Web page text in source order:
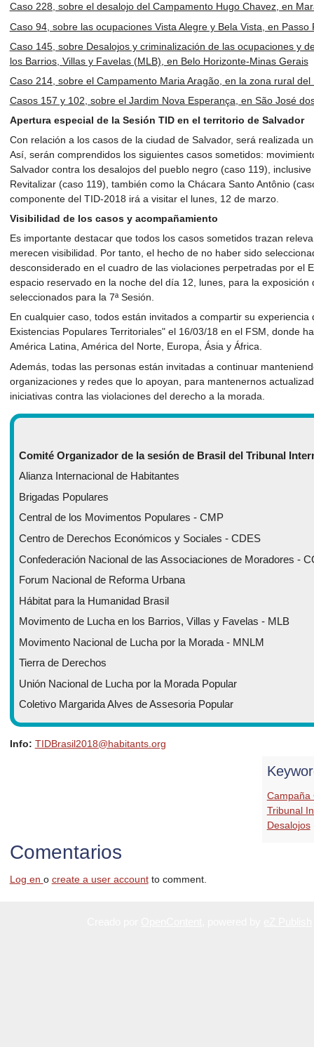
Caso 228, sobre el desalojo del Campamento Hugo Chavez, en
Caso 94, sobre las ocupaciones Vista Alegre y Bela Vista, en
Caso 145, sobre Desalojos y criminalización de las ocupaciones y
los Barrios, Villas y Favelas (MLB), en Belo Horizonte-Minas Gerais
Caso 214, sobre el Campamento Maria Aragão, en la zona rural del
Casos 157 y 102, sobre el Jardim Nova Esperança, en São José
Apertura especial de la Sesión TID en el territorio de Salvador
Con relación a los casos de la ciudad de Salvador, será realizada
Así, serán comprendidos los siguientes casos sometidos:
Salvador contra los desalojos del pueblo negro (caso 119),
Revitalizar (caso 119), también como la Chácara Santo Antônio
componente del TID-2018 irá a visitar el lunes, 12 de marzo.
Visibilidad de los casos y acompañamiento
Es importante destacar que todos los casos sometidos trazan
merecen visibilidad. Por tanto, el hecho de no haber sido
desconsiderado en el cuadro de las violaciones perpetradas por el
espacio reservado en la noche del día 12, lunes, para la exposición
seleccionados para la 7ª Sesión.
En cualquier caso, todos están invitados a compartir su
Existencias Populares Territoriales" el 16/03/18 en el FSM, donde
América Latina, América del Norte, Europa, Ásia y África.
Además, todas las personas están invitadas a continuar
organizaciones y redes que lo apoyan, para mantenernos
iniciativas contra las violaciones del derecho a la morada.
Comité Organizador de la sesión de Brasil del Tribunal
Alianza Internacional de Habitantes
Brigadas Populares
Central de los Movimentos Populares - CMP
Centro de Derechos Económicos y Sociales - CDES
Confederación Nacional de las Associaciones de Moradores -
Forum Nacional de Reforma Urbana
Hábitat para la Humanidad Brasil
Movimento de Lucha en los Barrios, Villas y Favelas - MLB
Movimento Nacional de Lucha por la Morada - MNLM
Tierra de Derechos
Unión Nacional de Lucha por la Morada Popular
Coletivo Margarida Alves de Assesoria Popular
Info: TIDBrasil2018@habitants.org
Campaña
Tribunal
Desalojos
Comentarios
Log en o create a user accountto comment.